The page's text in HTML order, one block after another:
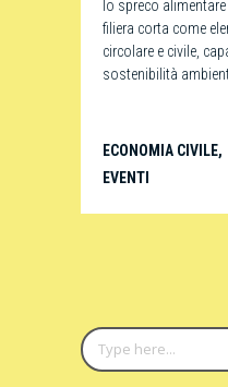
lo spreco
filiera corta come
circolare e civile,
sostenibilità
ECONOMIA CIVILE,
EVENTI